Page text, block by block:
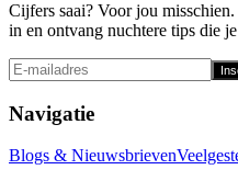
Cijfers saai? Voor jou
in en ontvang nuchtere tips die
Navigatie
Blogs & Nieuwsbrieven